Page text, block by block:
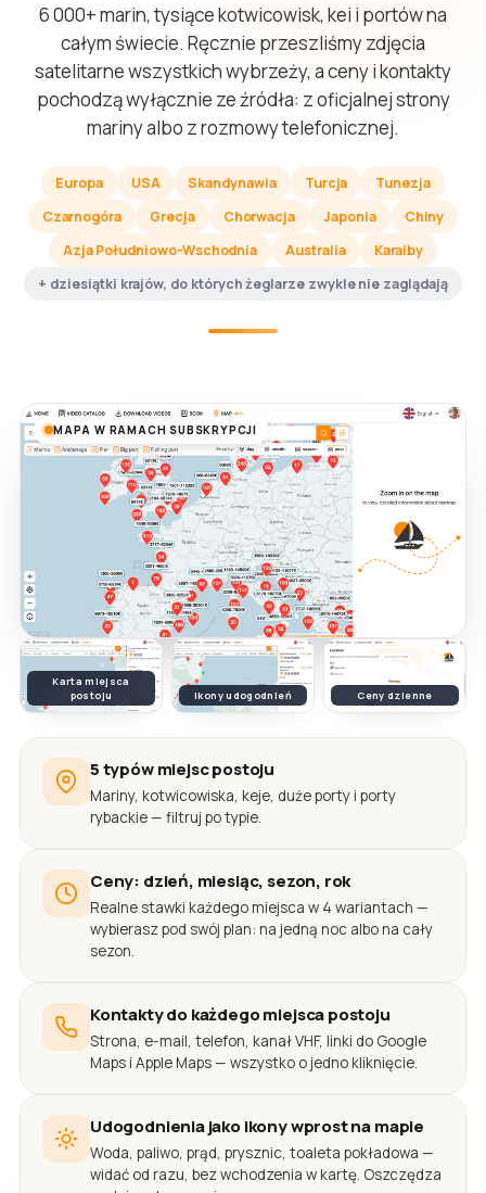
6 000+ marin, tysiące kotwicowisk, kei i portów na
całym świecie. Ręcznie przeszliśmy zdjęcia
satelitarne wszystkich wybrzeży, a ceny i kontakty
pochodzą wyłącznie ze źródła: z oficjalnej strony
mariny albo z rozmowy telefonicznej.
Europa USA Skandynawia Turcja
Tunezja
Czarnogóra
Grecja Chorwacja Japonia
Chiny
Azja Południowo-Wschodnia
Australia
Karaiby
+ dziesiątki krajów, do których żeglarze zwykle nie zaglądają
MAPA W RAMACH SUBSKRYPCJI
Karta miejsca
postoju
Ikony udogodnień Ceny dzienne
5 typów miejsc postoju
Mariny, kotwicowiska, keje, duże porty i porty
rybackie — filtruj po typie.
Ceny: dzień, miesiąc, sezon, rok
Realne stawki każdego miejsca w 4 wariantach —
wybierasz pod swój plan: na jedną noc albo na cały
sezon.
Kontakty do każdego miejsca postoju
Strona, e-mail, telefon, kanał VHF, linki do Google
Maps i Apple Maps — wszystko o jedno kliknięcie.
Udogodnienia jako ikony wprost na mapie
Woda, paliwo, prąd, prysznic, toaleta pokładowa —
widać od razu, bez wchodzenia w kartę. Oszczędza